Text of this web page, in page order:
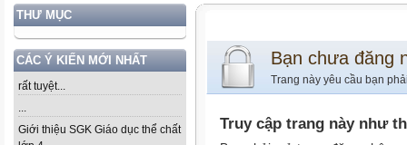
THƯ MỤC
CÁC Ý KIẾN MỚI NHẤT
rất tuyệt...
...
Giới thiệu SGK Giáo dục thể chất
Bạn chưa đăng
Trang này yêu cầu bạn
Truy cập trang này như